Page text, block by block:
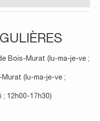
Bois-Murat (lu-ma-je-ve ;
(lu-ma-je-ve ;
; 12h00-17h30)